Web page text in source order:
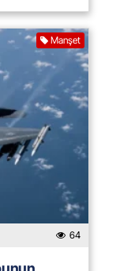
Manşet
64